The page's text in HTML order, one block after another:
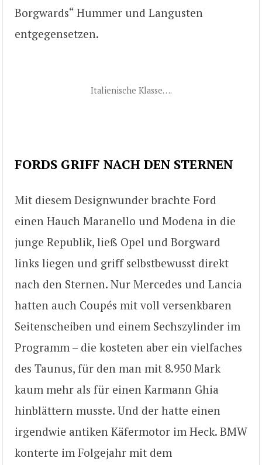
Borgwards“ Hummer und Langusten
entgegensetzen.
Italienische Klasse….
FORDS GRIFF NACH DEN STERNEN
Mit diesem Designwunder brachte Ford
einen Hauch Maranello und Modena in die
junge Republik, ließ Opel und Borgward
links liegen und griff selbstbewusst direkt
nach den Sternen. Nur Mercedes und Lancia
hatten auch Coupés mit voll versenkbaren
Seitenscheiben und einem Sechszylinder im
Programm – die kosteten aber ein vielfaches
des Taunus, für den man mit 8.950 Mark
kaum mehr als für einen Karmann Ghia
hinblättern musste. Und der hatte einen
irgendwie antiken Käfermotor im Heck. BMW
konterte im Folgejahr mit dem